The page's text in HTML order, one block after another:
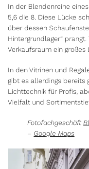
In der Blendenreihe
5,6 die 8. Diese Lücke
über dessen
Hintergrundlager“
Verkaufsraum ein großes
In den Vitrinen und
gibt es allerdings bereits
Lichttechnik für Profis,
Vielfalt und
Fotofachgeschäft
– Google Maps